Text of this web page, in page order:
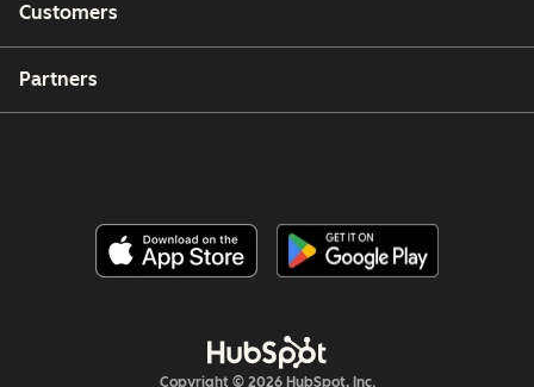
Customers
Partners
Copyright © 2026 HubSpot, Inc.